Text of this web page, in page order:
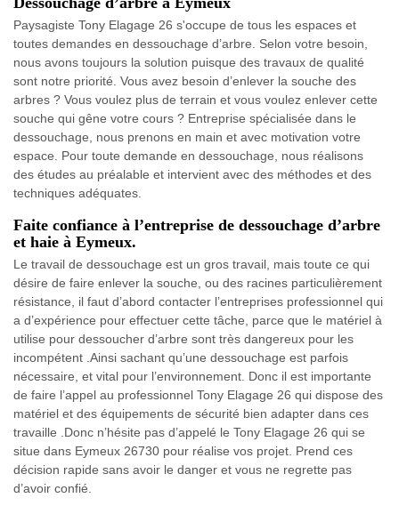
Paysagiste Tony Elagage 26 s'occupe de tous les espaces et
toutes demandes en dessouchage d’arbre. Selon votre besoin,
nous avons toujours la solution puisque des travaux de qualité
sont notre priorité. Vous avez besoin d’enlever la souche des
arbres ? Vous voulez plus de terrain et vous voulez enlever cette
souche qui gêne votre cours ? Entreprise spécialisée dans le
dessouchage, nous prenons en main et avec motivation votre
espace. Pour toute demande en dessouchage, nous réalisons
des études au préalable et intervient avec des méthodes et des
techniques adéquates.
Faite confiance à l’entreprise de dessouchage d’arbre
et haie à Eymeux.
Le travail de dessouchage est un gros travail, mais toute ce qui
désire de faire enlever la souche, ou des racines particulièrement
résistance, il faut d’abord contacter l’entreprises professionnel qui
a d’expérience pour effectuer cette tâche, parce que le matériel à
utilise pour dessoucher d’arbre sont très dangereux pour les
incompétent .Ainsi sachant qu’une dessouchage est parfois
nécessaire, et vital pour l’environnement. Donc il est importante
de faire l’appel au professionnel Tony Elagage 26 qui dispose des
matériel et des équipements de sécurité bien adapter dans ces
travaille .Donc n’hésite pas d’appelé le Tony Elagage 26 qui se
situe dans Eymeux 26730 pour réalise vos projet. Prend ces
décision rapide sans avoir le danger et vous ne regrette pas
d’avoir confié.